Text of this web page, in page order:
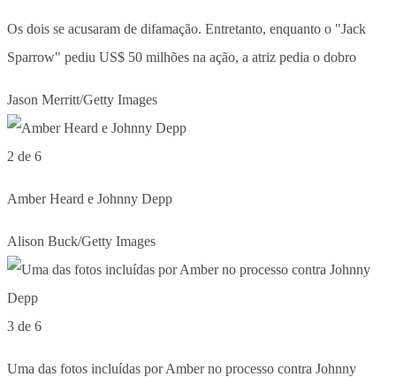
Os dois se acusaram de difamação. Entretanto, enquanto o "Jack
Sparrow" pediu US$ 50 milhões na ação, a atriz pedia o dobro
Jason Merritt/Getty Images
2 de 6
Amber Heard e Johnny Depp
Alison Buck/Getty Images
3 de 6
Uma das fotos incluídas por Amber no processo contra Johnny